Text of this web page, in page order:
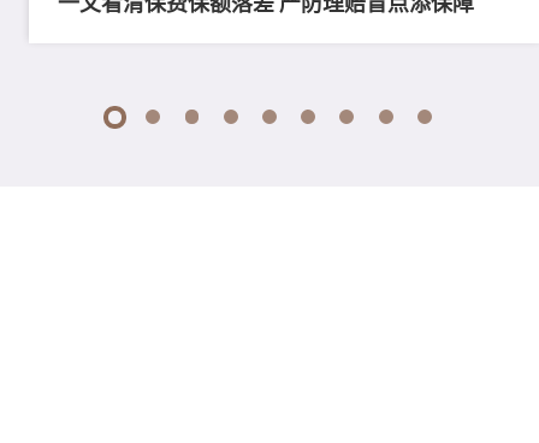
1 2 3 4 5 6 7 8 9